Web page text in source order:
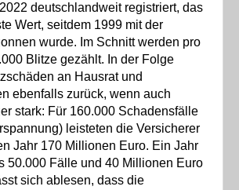
deutschlandweit registriert, das
Wert, seitdem 1999 mit der
wurde. Im Schnitt werden pro
Blitze gezählt. In der Folge
an Hausrat und
ebenfalls zurück, wenn auch
stark: Für 160.000 Schadensfälle
leisteten die Versicherer
Jahr 170 Millionen Euro. Ein Jahr
50.000 Fälle und 40 Millionen Euro
sich ablesen, dass die